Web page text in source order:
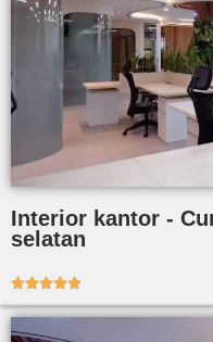
Interior kantor -
selatan
